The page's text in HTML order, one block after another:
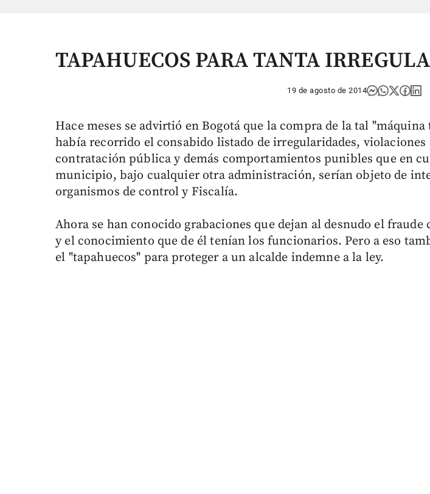
TAPAHUECOS PARA TANTA
19 de agosto de 2014
Hace meses se advirtió en Bogotá que la compra de la tal "máquina
había recorrido el consabido listado de irregularidades, violaciones
contratación pública y demás comportamientos punibles que en
municipio, bajo cualquier otra administración, serían objeto de
organismos de control y Fiscalía.
Ahora se han conocido grabaciones que dejan al desnudo el fraude
y el conocimiento que de él tenían los funcionarios. Pero a eso
el "tapahuecos" para proteger a un alcalde indemne a la ley.